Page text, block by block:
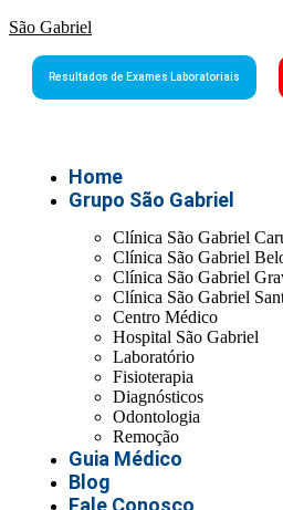
São Gabriel
Resultados de Exames Laboratoriais
Home
Grupo São Gabriel
Clínica São Gabriel
Clínica São Gabriel
Clínica São Gabriel
Clínica São Gabriel
Centro Médico
Hospital São Gabriel
Laboratório
Fisioterapia
Diagnósticos
Odontologia
Remoção
Guia Médico
Blog
Fale Conosco